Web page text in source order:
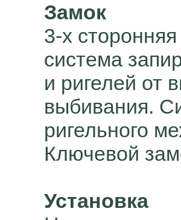
Замок
3-х
система
и ригелей от
выбивания.
ригельного
Ключевой
Установка